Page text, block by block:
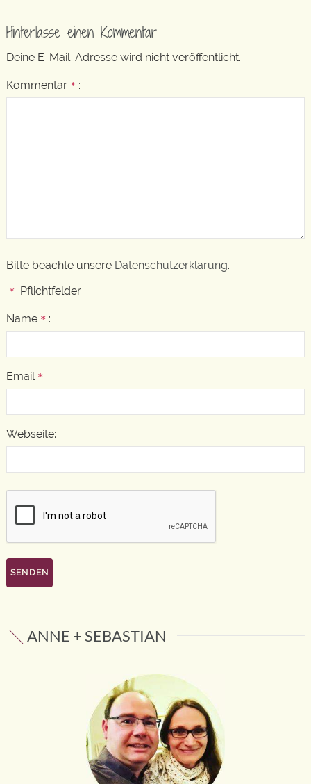
Hinterlasse einen Kommentar
Deine E-Mail-Adresse wird nicht veröffentlicht.
Kommentar * :
Bitte beachte unsere Datenschutzerklärung.
* Pflichtfelder
Name * :
Email * :
Webseite:
ANNE + SEBASTIAN